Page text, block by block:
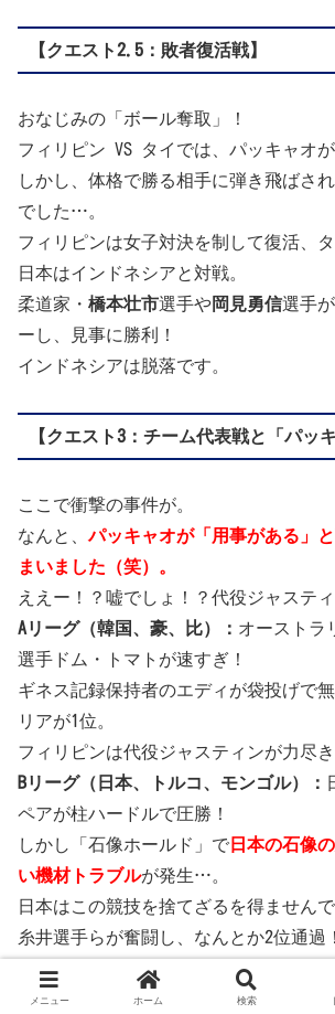
【クエスト2.5：敗者復活戦】
おなじみの「ボール奪取」！
フィリピン VS タイでは、パッキャオが
しかし、体格で勝る相手に弾き飛ばさ
でした…。
フィリピンは女子対決を制して復活、
日本はインドネシアと対戦。
柔道家・ 橋本壮市選手や岡見勇信選手
ーし、見事に勝利！
インドネシアは脱落です。
【クエスト3：チーム代表戦と「パッ
ここで衝撃の事件が。
なんと、 パッキャオが「用事がある」
まいました（笑）。
ええー！？嘘でしょ！？代役ジャステ
Aリーグ（韓国、豪、比）： オーストラ
選手ドム・トマトが速すぎ！
ギネス記録保持者のエディが袋投げで
リアが1位。
フィリピンは代役ジャスティンが力尽
Bリーグ（日本、トルコ、モンゴル）：
ペアが柱ハードルで圧勝！
しかし「石像ホールド」で 日本の石像
い機材トラブルが発生…。
日本はこの競技を捨てざるを得ません
糸井選手らが奮闘し、なんとか2位通過！
トルコがここで脱落しました。
メニュー ホーム 検索